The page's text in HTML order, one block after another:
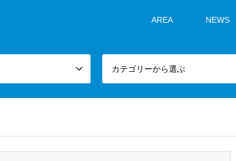
AREA NEWS
カテゴリーから選ぶ